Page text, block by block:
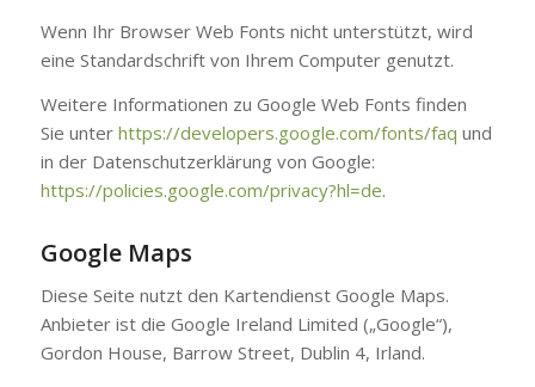
Wenn Ihr Browser Web Fonts nicht unterstützt, wird
eine Standardschrift von Ihrem Computer genutzt.
Weitere Informationen zu Google Web Fonts finden
Sie unter https://developers.google.com/fonts/faq und
in der Datenschutzerklärung von Google:
https://policies.google.com/privacy?hl=de.
Google Maps
Diese Seite nutzt den Kartendienst Google Maps.
Anbieter ist die Google Ireland Limited („Google“),
Gordon House, Barrow Street, Dublin 4, Irland.